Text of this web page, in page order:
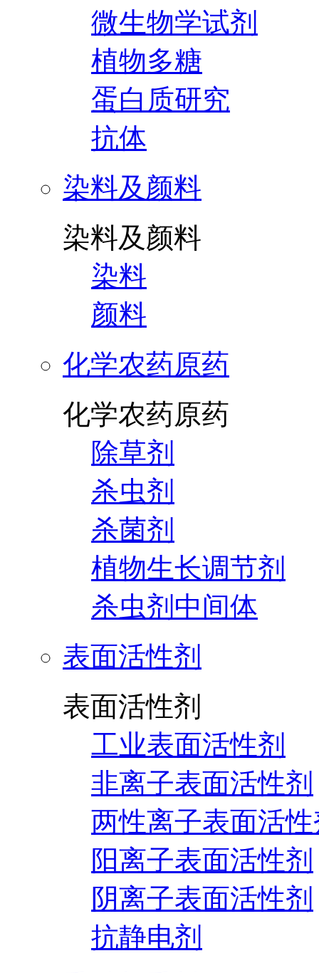
微生物学试剂
植物多糖
蛋白质研究
抗体
染料及颜料
染料及颜料
染料
颜料
化学农药原药
化学农药原药
除草剂
杀虫剂
杀菌剂
植物生长调节剂
杀虫剂中间体
表面活性剂
表面活性剂
工业表面活性剂
非离子表面活性剂
两性离子表面活
阳离子表面活性剂
阴离子表面活性剂
抗静电剂